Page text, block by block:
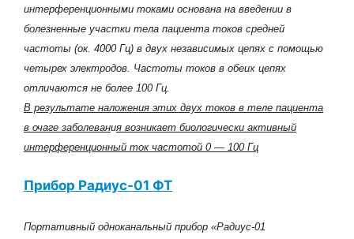
интерференционными токами основана на введении в
болезненные участки тела пациента токов средней
частоты (ок. 4000 Гц) в двух независимых цепях с помощью
четырех электродов. Частоты токов в обеих цепях
отличаются не более 100 Гц.
В результате наложения этих двух токов в теле пациента
в очаге заболевания возникает биологически активный
интерференционный ток частотой 0 — 100 Гц
Прибор Радиус-01 ФТ
Портативный одноканальный прибор «Радиус-01